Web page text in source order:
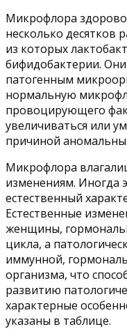
Микрофлора
несколько десятков
из которых
бифидобактерии. Они
патогенным
нормальную
провоцирующего
увеличиваться или
причиной
Микрофлора
изменениям. Иногда
естественный
Естественные
женщины,
цикла, а
иммунной,
организма, что
развитию
характерные
указаны в таблице.